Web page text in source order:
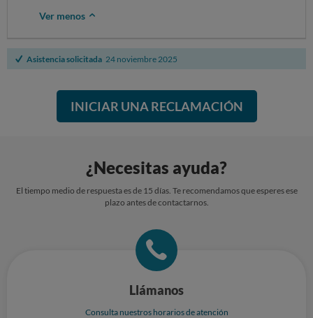
Ver menos
Asistencia solicitada 24 noviembre 2025
INICIAR UNA RECLAMACIÓN
¿Necesitas ayuda?
El tiempo medio de respuesta es de 15 días. Te recomendamos que esperes ese
plazo antes de contactarnos.
Llámanos
Consulta nuestros horarios de atención